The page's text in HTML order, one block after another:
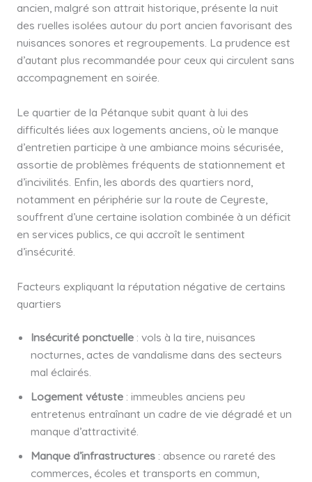
ancien, malgré son attrait historique, présente la nuit
des ruelles isolées autour du port ancien favorisant des
nuisances sonores et regroupements. La prudence est
d’autant plus recommandée pour ceux qui circulent sans
accompagnement en soirée.
Le quartier de la Pétanque subit quant à lui des
difficultés liées aux logements anciens, où le manque
d’entretien participe à une ambiance moins sécurisée,
assortie de problèmes fréquents de stationnement et
d’incivilités. Enfin, les abords des quartiers nord,
notamment en périphérie sur la route de Ceyreste,
souffrent d’une certaine isolation combinée à un déficit
en services publics, ce qui accroît le sentiment
d’insécurité.
Facteurs expliquant la réputation négative de certains
quartiers
Insécurité ponctuelle: vols à la tire, nuisances
nocturnes, actes de vandalisme dans des secteurs
mal éclairés.
Logement vétuste: immeubles anciens peu
entretenus entraînant un cadre de vie dégradé et un
manque d’attractivité.
Manque d’infrastructures: absence ou rareté des
commerces, écoles et transports en commun,